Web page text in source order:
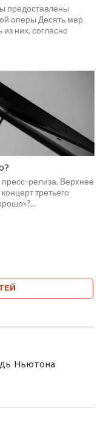
предоставлены
оперы Десять мер
них, согласно
релиза. Верхнее
третьего
Ньютона